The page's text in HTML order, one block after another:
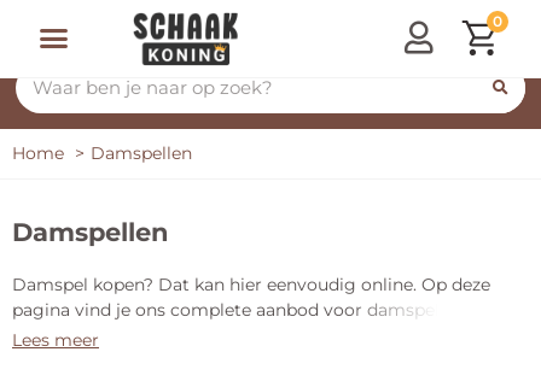
0
Home Damspellen
Damspellen
Damspel kopen? Dat kan hier eenvoudig online. Op deze
pagina vind je ons complete aanbod voor damspellen. Dit
spel is leuk om af en toe te spelen zodat je wat afwisseling
Lees meer